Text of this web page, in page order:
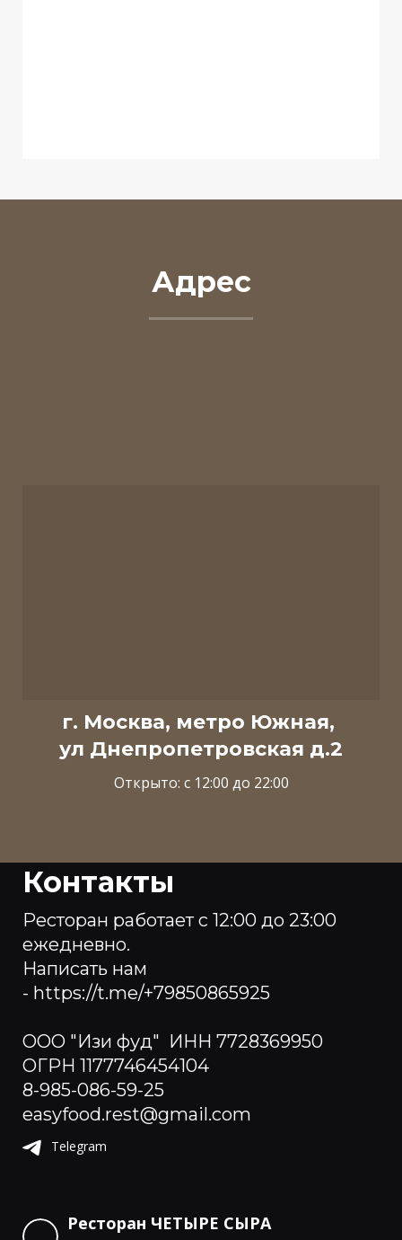
Адрес
г. Москва, метро Южная,
ул Днепропетровская д.2
Открыто: с 12:00 до 22:00
Контакты
Ресторан работает с 12:00 до 23:00
ежедневно.
Написать нам
- https://t.me/+79850865925
ООО "Изи фуд" ИНН 7728369950
ОГРН 1177746454104
8-985-086-59-25
easyfood.rest@gmail.com
Telegram
Ресторан ЧЕТЫРЕ СЫРА